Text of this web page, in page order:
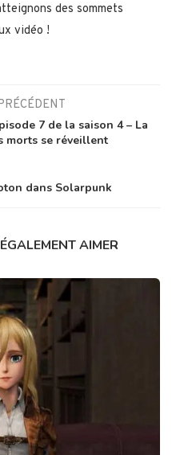
des sommets
vidéo !
7 de la saison 4 – La
morts se réveillent
dans Solarpunk
AIMER